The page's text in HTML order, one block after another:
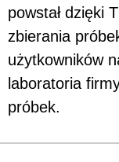
powstał dzięki
zbierania
użytkowników
laboratoria
próbek.